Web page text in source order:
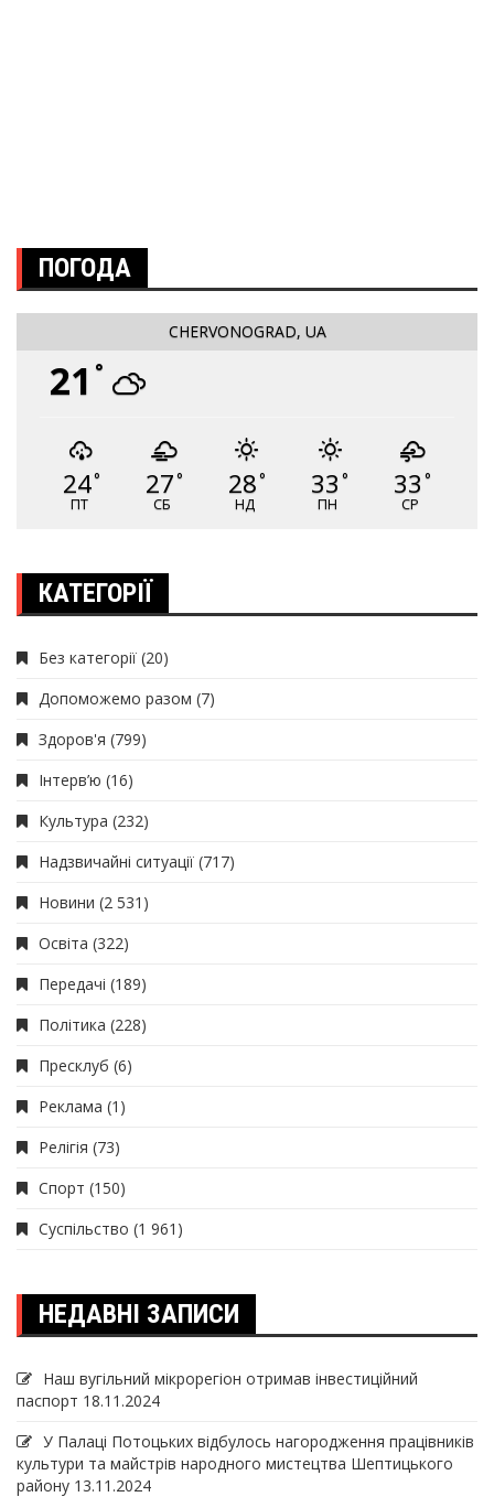
ПОГОДА
CHERVONOGRAD, UA
21 °
24°
ПТ
27°
СБ
28°
НД
33 °
ПН
33 °
СР
КАТЕГОРІЇ
Без категорії (20)
Допоможемо разом (7)
Здоров'я (799)
Інтерв’ю (16)
Культура (232)
Надзвичайні ситуації (717)
Новини (2 531)
Освіта (322)
Передачі (189)
Політика (228)
Пресклуб (6)
Реклама (1)
Релігія (73)
Спорт (150)
Суспільство (1 961)
НЕДАВНІ ЗАПИСИ
Наш вугільний мікрорегіон отримав інвеcтиційний
паспорт 18.11.2024
У Палаці Потоцьких відбулось нагородження працівників
культури та майстрів народного мистецтва Шептицького
району 13.11.2024